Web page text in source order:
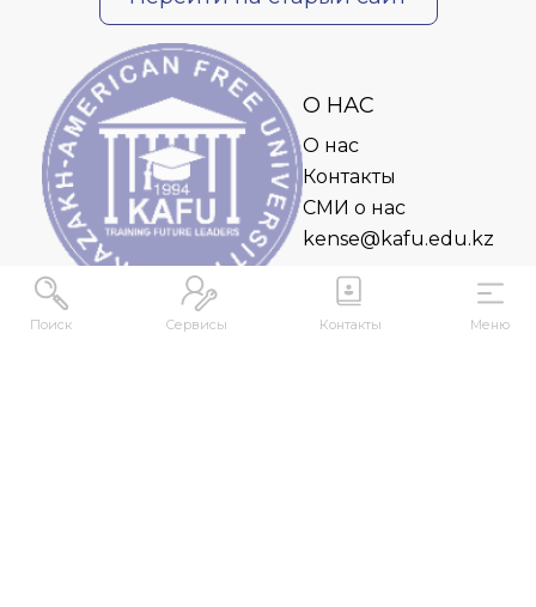
Поиск Сервисы Контакты Меню
О НАС
О нас
Контакты
СМИ о нас
kense@kafu.edu.kz